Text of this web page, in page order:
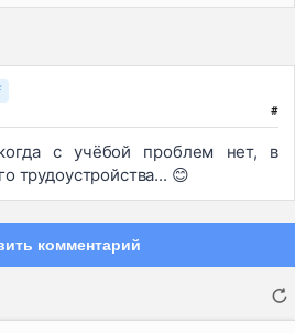
#
с учёбой проблем нет, в
трудоустройства... 😊
комментарий